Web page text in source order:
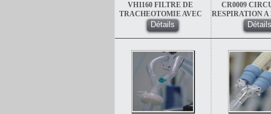
VH1160 FILTRE DE
TRACHEOTOMIE AVEC
TUBULURE D'OXYGENE
Détails
CR0009
RESPIRATION A
A EAU
Détails